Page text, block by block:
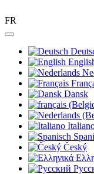
FR
Dansk
Český